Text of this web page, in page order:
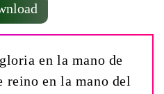
en la mano de
reino en la mano del